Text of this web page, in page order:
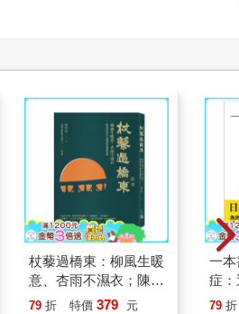
杖藜過橋東：柳風生暖
意、杏雨不濕衣；陳亮
恭談以心轉境的適齡漫
79 折 特價 379 元
一
症
開
79 折